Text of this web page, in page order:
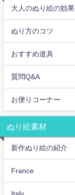
大人のぬり絵の効果
ぬり方のコツ
おすすめ道具
質問Q&A
お便りコーナー
ぬり絵素材
新作ぬり絵の紹介
France
Italy